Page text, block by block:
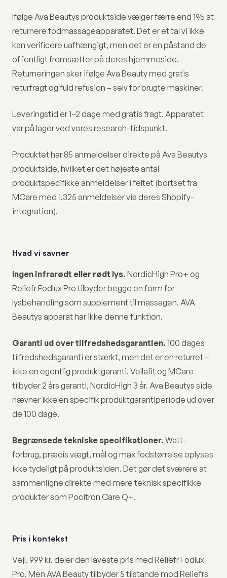
Ifølge Ava Beautys produktside vælger færre end 1% at
returnere fodmassageapparatet. Det er et tal vi ikke
kan verificere uafhængigt, men det er en påstand de
offentligt fremsætter på deres hjemmeside.
Returneringen sker ifølge Ava Beauty med gratis
returfragt og fuld refusion – selv for brugte maskiner.
Leveringstid er 1–2 dage med gratis fragt. Apparatet
var på lager ved vores research-tidspunkt.
Produktet har 85 anmeldelser direkte på Ava Beautys
produktside, hvilket er det højeste antal
produktspecifikke anmeldelser i feltet (bortset fra
MCare med 1.325 anmeldelser via deres Shopify-
integration).
Hvad vi savner
Ingen infrarødt eller rødt lys. NordicHigh Pro+ og
Reliefr Fodlux Pro tilbyder begge en form for
lysbehandling som supplement til massagen. AVA
Beautys apparat har ikke denne funktion.
Garanti ud over tilfredshedsgarantien. 100 dages
tilfredshedsgaranti er stærkt, men det er en returret –
ikke en egentlig produktgaranti. Vellafit og MCare
tilbyder 2 års garanti, NordicHigh 3 år. Ava Beautys side
nævner ikke en specifik produktgarantiperiode ud over
de 100 dage.
Begrænsede tekniske specifikationer. Watt-
forbrug, præcis vægt, mål og max fodstørrelse oplyses
ikke tydeligt på produktsiden. Det gør det sværere at
sammenligne direkte med mere teknisk specifikke
produkter som Pocitron Care Q+.
Pris i kontekst
Vejl. 999 kr. deler den laveste pris med Reliefr Fodlux
Pro. Men AVA Beauty tilbyder 5 tilstande mod Reliefrs